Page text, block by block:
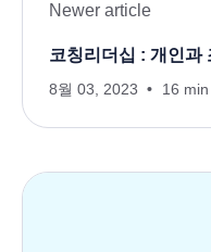
Newer article
코칭리더십 : 개인과
8월 03, 2023 16